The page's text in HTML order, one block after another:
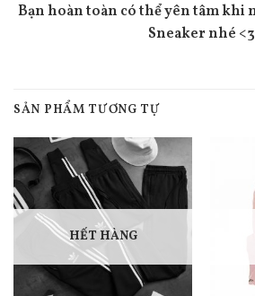
Bạn hoàn toàn có thể yên tâm khi
Sneaker nhé <3
SẢN PHẨM TƯƠNG TỰ
HẾT HÀNG